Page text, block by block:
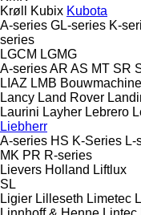
Krøll
Kubix Kubota
A-series GL-series K-
series
LGCM LGMG
A-seriesAR AS MT SR
LIAZ LMB
Lancy Land Rover
Laurini Layher Lebrero
Liebherr
A-series HS K-Series L-
MK PR R-series
Lievers Holland Liftlux
SL
Ligier Lilleseth Limetec